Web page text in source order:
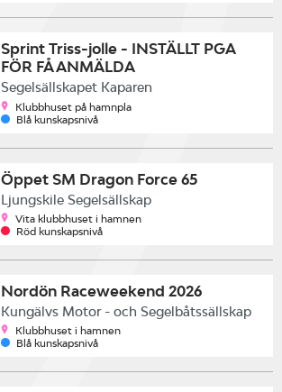
Sprint Triss-jolle - INSTÄLLT PGA
FÖR FÅ ANMÄLDA
Segelsällskapet Kaparen
Klubbhuset på hamnpla
Blå kunskapsnivå
Öppet SM Dragon Force 65
Ljungskile Segelsällskap
Vita klubbhuset i hamnen
Röd kunskapsnivå
Nordön Raceweekend 2026
Kungälvs Motor - och Segelbåtssällskap
Klubbhuset i hamnen
Blå kunskapsnivå